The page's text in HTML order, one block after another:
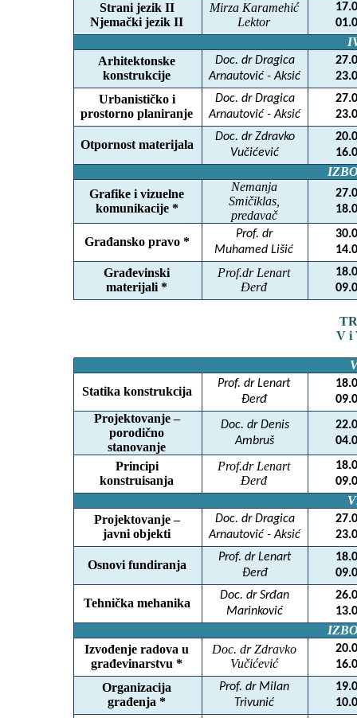
Strani jezik II
Njemački jezik II
Mirza Karamehić
Lektor
Arhitektonske
konstrukcije
Doc. dr Dragica
Arnautović - Aksić
Urbanističko i
prostorno planiranje
Doc. dr Dragica
Arnautović - Aksić
Otpornost materijala
Doc. dr Zdravko
Vučićević
Grafike i vizuelne
komunikacije *
Nemanja
Smičiklas,
predavač
Građansko pravo *
Prof. dr
Muhamed Lišić
Građevinski
materijali *
Prof.dr Lenart
Đerđ
V i
Statika konstrukcija
Prof. dr Lenart
Đerđ
Projektovanje –
porodično
stanovanje
Doc. dr Denis
Ambruš
Principi
konstruisanja
Prof.dr Lenart
Đerđ
Projektovanje –
javni objekti
Doc. dr Dragica
Arnautović - Aksić
Osnovi fundiranja
Prof. dr Lenart
Đerđ
Tehnička mehanika
Doc. dr Srđan
Marinković
Izvođenje radova u
građevinarstvu *
Doc. dr Zdravko
Vučićević
Organizacija
građenja *
Prof. dr Milan
Trivunić